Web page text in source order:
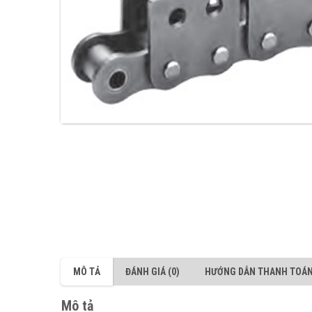
MÔ TẢ ĐÁNH GIÁ (0) HƯỚNG DẪN THANH TOÁN
Mô tả